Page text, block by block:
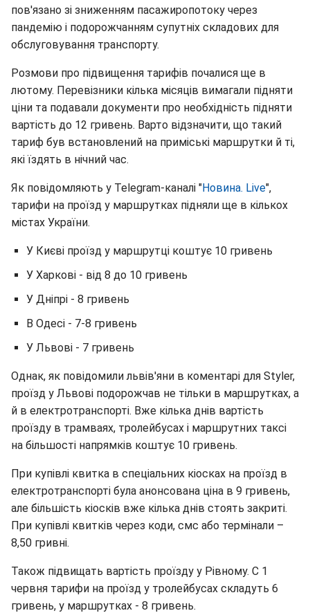
пов'язано зі зниженням пасажиропотоку через
пандемію і подорожчанням супутніх складових для
обслуговування транспорту.
Розмови про підвищення тарифів почалися ще в
лютому. Перевізники кілька місяців вимагали підняти
ціни та подавали документи про необхідність підняти
вартість до 12 гривень. Варто відзначити, що такий
тариф був встановлений на приміські маршрутки й ті,
які їздять в нічний час.
Як повідомляють у Telegram-каналі "Новина. Live",
тарифи на проїзд у маршрутках підняли ще в кількох
містах України.
У Києві проїзд у маршрутці коштує 10 гривень
У Харкові - від 8 до 10 гривень
У Дніпрі - 8 гривень
В Одесі - 7-8 гривень
У Львові - 7 гривень
Однак, як повідомили львів'яни в коментарі для Styler,
проїзд у Львові подорожчав не тільки в маршрутках, а
й в електротранспорті. Вже кілька днів вартість
проїзду в трамваях, тролейбусах і маршрутних таксі
на більшості напрямків коштує 10 гривень.
При купівлі квитка в спеціальних кіосках на проїзд в
електротранспорті була анонсована ціна в 9 гривень,
але більшість кіосків вже кілька днів стоять закриті.
При купівлі квитків через коди, смс або термінали –
8,50 гривні.
Також підвищать вартість проїзду у Рівному. С 1
червня тарифи на проїзд у тролейбусах складуть 6
гривень, у маршрутках - 8 гривень.